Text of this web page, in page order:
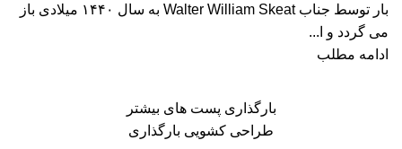
بار توسط جناب Walter William Skeat به سال ۱۴۴۰ میلادی باز
می گردد و ا...
ادامه مطلب
بارگذاری پست های بیشتر
طراحی کشویی بارگذاری